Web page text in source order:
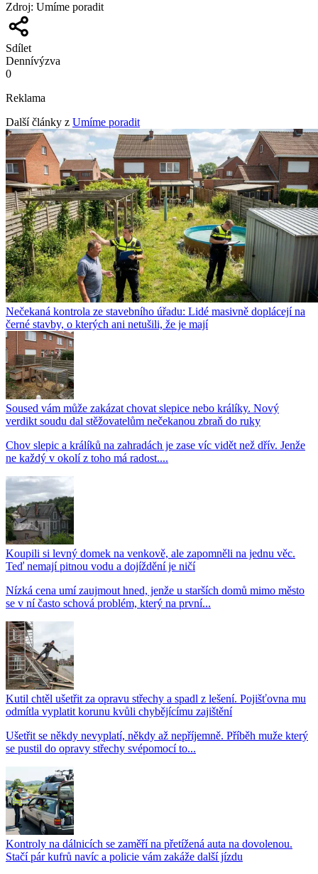
Zdroj: Umíme poradit
Sdílet
Dennívýzva
0
Reklama
Další články z Umíme poradit
Nečekaná kontrola ze stavebního úřadu: Lidé masivně doplácejí na
černé stavby, o kterých ani netušili, že je mají
Soused vám může zakázat chovat slepice nebo králíky. Nový
verdikt soudu dal stěžovatelům nečekanou zbraň do ruky
Chov slepic a králíků na zahradách je zase víc vidět než dřív. Jenže
ne každý v okolí z toho má radost....
Koupili si levný domek na venkově, ale zapomněli na jednu věc.
Teď nemají pitnou vodu a dojíždění je ničí
Nízká cena umí zaujmout hned, jenže u starších domů mimo město
se v ní často schová problém, který na první...
Kutil chtěl ušetřit za opravu střechy a spadl z lešení. Pojišťovna mu
odmítla vyplatit korunu kvůli chybějícímu zajištění
Ušetřit se někdy nevyplatí, někdy až nepříjemně. Příběh muže který
se pustil do opravy střechy svépomocí to...
Kontroly na dálnicích se zaměří na přetížená auta na dovolenou.
Stačí pár kufrů navíc a policie vám zakáže další jízdu